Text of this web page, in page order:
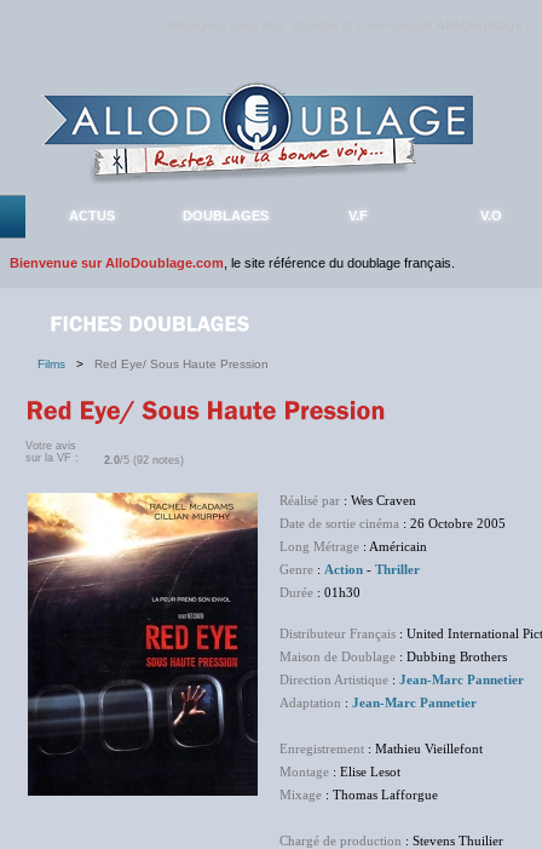
ACTUS DOUBLAGES V.F V.O
Bienvenue sur AlloDoublage.com , le site référence du doublage français.
Films > Red Eye/ Sous Haute Pression
Votre avis
sur la VF :
2.0/5 (92 notes)
Réalisé par : Wes Craven
Date de sortie cinéma : 26 Octobre 2005
Long Métrage : Américain
Genre : Action - Thriller
Durée : 01h30
Distributeur Français : United International
Maison de Doublage : Dubbing Brothers
Direction Artistique : Jean-Marc Pannetier
Adaptation : Jean-Marc Pannetier
Enregistrement : Mathieu Vieillefont
Montage : Elise Lesot
Mixage : Thomas Lafforgue
Chargé de production : Stevens Thuilier